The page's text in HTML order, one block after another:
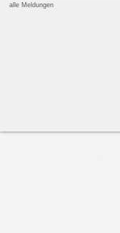
alle Meldungen